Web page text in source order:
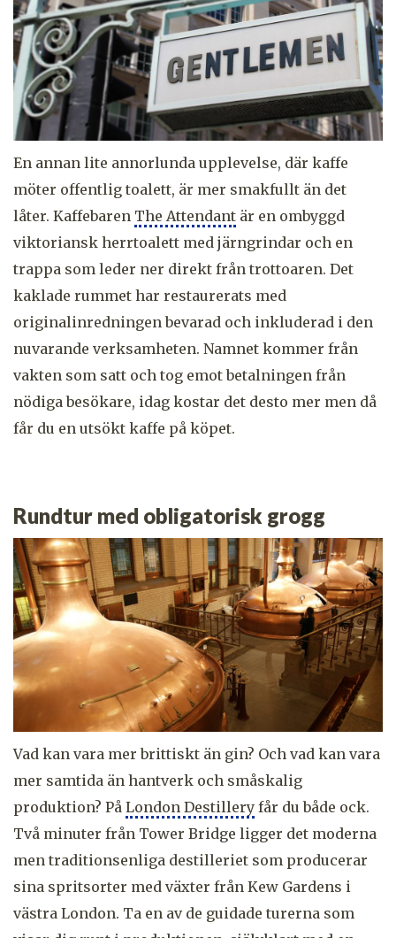
En annan lite annorlunda upplevelse, där kaffe
möter offentlig toalett, är mer smakfullt än det
låter. Kaffebaren The Attendant är en ombyggd
viktoriansk herrtoalett med järngrindar och en
trappa som leder ner direkt från trottoaren. Det
kaklade rummet har restaurerats med
originalinredningen bevarad och inkluderad i den
nuvarande verksamheten. Namnet kommer från
vakten som satt och tog emot betalningen från
nödiga besökare, idag kostar det desto mer men då
får du en utsökt kaffe på köpet.
Rundtur med obligatorisk grogg
Vad kan vara mer brittiskt än gin? Och vad kan vara
mer samtida än hantverk och småskalig
produktion? På London Destillery får du både ock.
Två minuter från Tower Bridge ligger det moderna
men traditionsenliga destilleriet som producerar
sina spritsorter med växter från Kew Gardens i
västra London. Ta en av de guidade turerna som